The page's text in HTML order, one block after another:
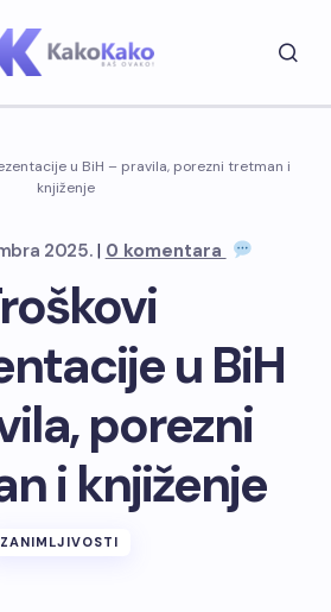
u BiH – pravila, porezni tretman i
knjiženje
2025.| 0 komentara
u BiH
porezni
i knjiženje
ZANIMLJIVOSTI